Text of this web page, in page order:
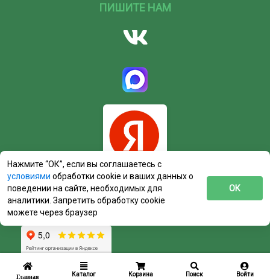
Главная Каталог Корзина Поиск Войти
ПИШИТЕ НАМ
Нажмите “ОК”, если вы соглашаетесь с
условиями обработки cookie и ваших данных о
поведении на сайте, необходимых для
аналитики. Запретить обработку cookie
можете через браузер
ОК